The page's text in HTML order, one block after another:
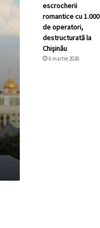
escrocherii
romantice cu 1.000
de operatori,
destructurată la
Chișinău
6 martie 2026